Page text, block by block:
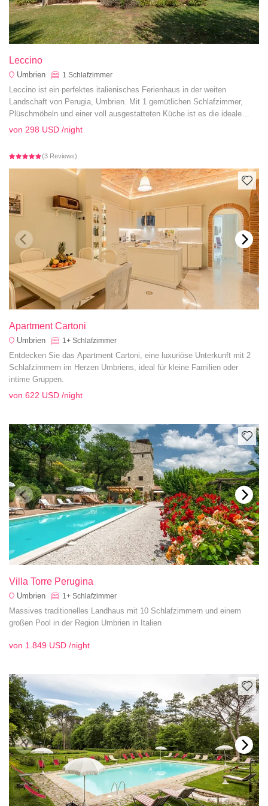
Leccino
Umbrien 1 Schlafzimmer
Leccino ist ein perfektes italienisches Ferienhaus in der weiten
Landschaft von Perugia, Umbrien. Mit 1 gemütlichen Schlafzimmer,
Plüschmöbeln und einer voll ausgestatteten Küche ist es die ideale
Unterkunft für einen romantischen Italien-Urlaub.
von 298 USD /night
(3 Reviews)
Apartment Cartoni
Umbrien 1+ Schlafzimmer
Entdecken Sie das Apartment Cartoni, eine luxuriöse Unterkunft mit 2
Schlafzimmern im Herzen Umbriens, ideal für kleine Familien oder
intime Gruppen.
von 622 USD /night
Villa Torre Perugina
Umbrien 1+ Schlafzimmer
Massives traditionelles Landhaus mit 10 Schlafzimmern und einem
großen Pool in der Region Umbrien in Italien
von 1.849 USD /night